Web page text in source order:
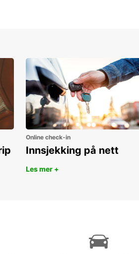
Online check-in
Innsjekking på nett
Les mer +